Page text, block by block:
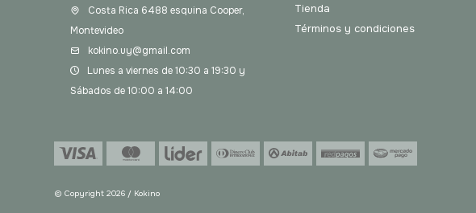
Costa Rica 6488 esquina Cooper,
Montevideo
kokino.uy@gmail.com
Lunes a viernes de 10:30 a 19:30 y
Sábados de 10:00 a 14:00
Tienda
Términos y condiciones
© Copyright 2026 / Kokino